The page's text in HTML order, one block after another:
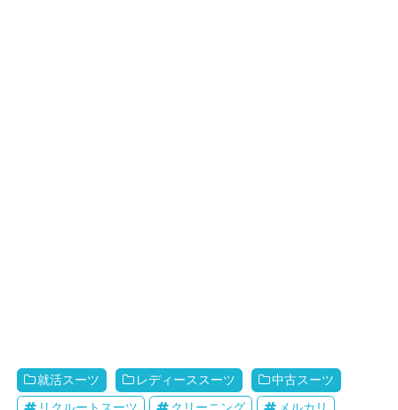
就活スーツ レディーススーツ
中古スーツ
リクルートスーツ
クリーニング
メルカリ